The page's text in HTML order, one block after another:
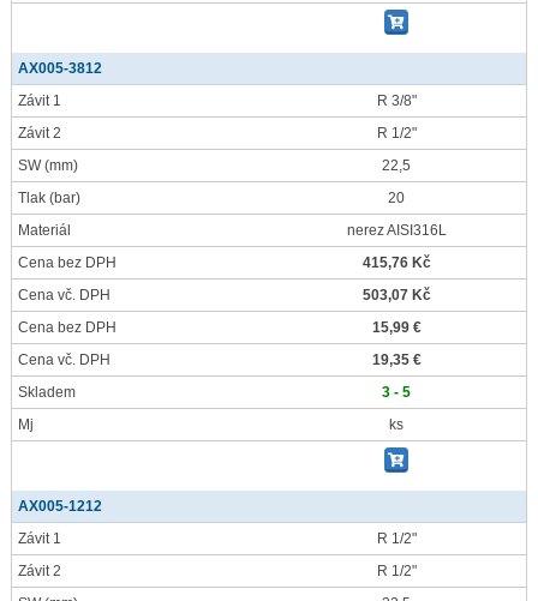
AX005-3812
Závit 1
R 3/8"
Závit 2
R 1/2"
SW(mm)
22,5
Tlak (bar)
20
Materiál
nerez AISI316L
Cena bez DPH
415,76 Kč
Cena vč. DPH
503,07 Kč
Cena bez DPH
15,99 €
Cena vč. DPH
19,35 €
Skladem
3 - 5
Mj
ks
AX005-1212
Závit 1
R 1/2"
Závit 2
R 1/2"